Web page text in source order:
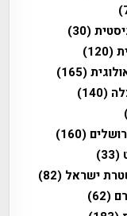
(30)
(120)
(165)
(140)
(160)
(33)
ישראל (82)
(62)